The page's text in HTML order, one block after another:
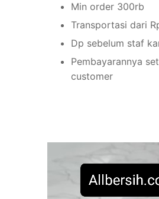
Min order 300rb
Transportasi dari
Dp sebelum staf
Pembayarannya
customer